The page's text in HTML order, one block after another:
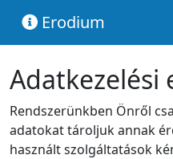
Erodium
Adatkezelési
Rendszerünkben Önről
adatokat tároljuk annak
használt szolgáltatások